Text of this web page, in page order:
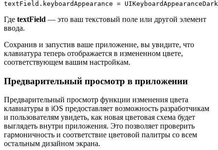
Где textField — это ваш текстовый поле или другой элемент
ввода.
Сохранив и запустив ваше приложение, вы увидите, что
клавиатура теперь отображается в измененном цвете,
соответствующем вашим настройкам.
Предварительный просмотр в приложении
Предварительный просмотр функции изменения цвета
клавиатуры в iOS предоставляет возможность разработчикам
и пользователям увидеть, как новая цветовая схема будет
выглядеть внутри приложения. Это позволяет проверить
гармоничность и соответствие цветовой палитры со всем
остальным дизайном экрана.